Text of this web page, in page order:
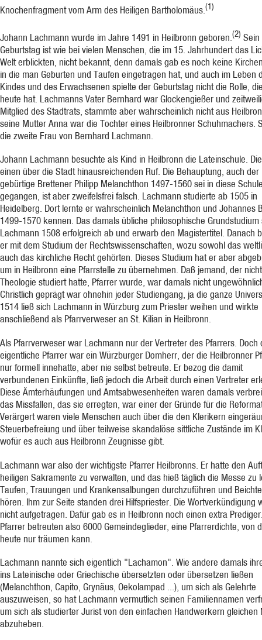
Knochenfragment vom Arm des Heiligen Bartholomäus. (1)
Johann Lachmann wurde im Jahre 1491 in Heilbronn geboren. (2) Sein
Geburtstag ist wie bei vielen Menschen, die im 15. Jahrhundert das
Welt erblickten, nicht bekannt, denn damals gab es noch keine
in die man Geburten und Taufen eingetragen hat, und auch im Leben
Kindes und des Erwachsenen spielte der Geburtstag nicht die Rolle,
heute hat. Lachmanns Vater Bernhard war Glockengießer und
Mitglied des Stadtrats, stammte aber wahrscheinlich nicht aus
seine Mutter Anna war die Tochter eines Heilbronner Schuhmachers.
die zweite Frau von Bernhard Lachmann.
Johann Lachmann besuchte als Kind in Heilbronn die Lateinschule.
einen über die Stadt hinausreichenden Ruf. Die Behauptung, auch der
gebürtige Brettener Philipp Melanchthon 1497-1560 sei in diese
gegangen, ist aber zweifelsfrei falsch. Lachmann studierte ab 1505 in
Heidelberg. Dort lernte er wahrscheinlich Melanchthon und Johannes
1499-1570 kennen. Das damals übliche philosophische Grundstudium
Lachmann 1508 erfolgreich ab und erwarb den Magistertitel. Danach
er mit dem Studium der Rechtswissenschaften, wozu sowohl das
auch das kirchliche Recht gehörten. Dieses Studium hat er aber
um in Heilbronn eine Pfarrstelle zu übernehmen. Daß jemand, der nicht
Theologie studiert hatte, Pfarrer wurde, war damals nicht
Christlich geprägt war ohnehin jeder Studiengang, ja die ganze
1514 ließ sich Lachmann in Würzburg zum Priester weihen und wirkte
anschließend als Pfarrverweser an St. Kilian in Heilbronn.
Als Pfarrverweser war Lachmann nur der Vertreter des Pfarrers. Doch
eigentliche Pfarrer war ein Würzburger Domherr, der die Heilbronner
nur formell innehatte, aber nie selbst betreute. Er bezog die damit
verbundenen Einkünfte, ließ jedoch die Arbeit durch einen Vertreter
Diese Ämterhäufungen und Amtsabwesenheiten waren damals
das Missfallen, das sie erregten, war einer der Gründe für die
Verärgert waren viele Menschen auch über die den Klerikern
Steuerbefreiung und über teilweise skandalöse sittliche Zustände im
wofür es auch aus Heilbronn Zeugnisse gibt.
Lachmann war also der wichtigste Pfarrer Heilbronns. Er hatte den
heiligen Sakramente zu verwalten, und das hieß täglich die Messe zu
Taufen, Trauungen und Krankensalbungen durchzuführen und
hören. Ihm zur Seite standen drei Hilfspriester. Die Wortverkündigung
nicht aufgetragen. Dafür gab es in Heilbronn noch einen extra
Pfarrer betreuten also 6000 Gemeindeglieder, eine Pfarrerdichte, von
heute nur träumen kann.
Lachmann nannte sich eigentlich "Lachamon". Wie andere damals
ins Lateinische oder Griechische übersetzten oder übersetzen ließen
(Melanchthon, Capito, Grynäus, Oekolampad ...), um sich als Gelehrte
auszuweisen, so hat Lachmann vermutlich seinen Familiennamen
um sich als studierter Jurist von den einfachen Handwerkern gleichen
abzuheben.